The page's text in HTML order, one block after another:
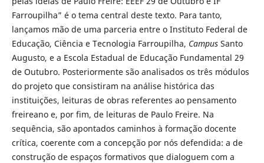
Farroupilha” é o tema central deste texto. Para tanto,
lançamos mão de uma parceria entre o Instituto Federal de
Educação, Ciência e Tecnologia Farroupilha, CampusSanto
Augusto, e a Escola Estadual de Educação Fundamental 29
de Outubro. Posteriormente são analisados os três módulos
do projeto que consistiram na análise histórica das
instituições, leituras de obras referentes ao pensamento
freireano e, por fim, de leituras de Paulo Freire. Na
sequência, são apontados caminhos à formação docente
crítica, coerente com a concepção por nós defendida: a de
construção de espaços formativos que dialoguem com a